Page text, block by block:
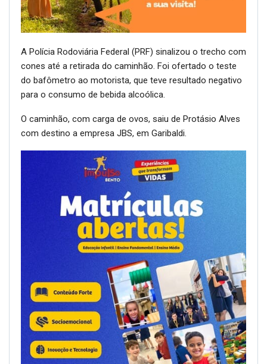
A Polícia Rodoviária Federal (PRF) sinalizou o trecho com
cones até a retirada do caminhão. Foi ofertado o teste
do bafômetro ao motorista, que teve resultado negativo
para o consumo de bebida alcoólica.
O caminhão, com carga de ovos, saiu de Protásio Alves
com destino a empresa JBS, em Garibaldi.